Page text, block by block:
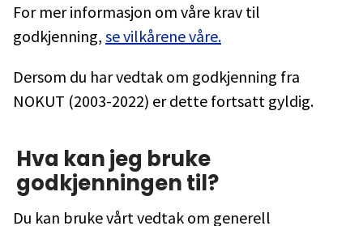
For mer informasjon om våre krav til
godkjenning, se vilkårene våre.
Dersom du har vedtak om godkjenning fra
NOKUT (2003-2022) er dette fortsatt gyldig.
Hva kan jeg bruke
godkjenningen til?
Du kan bruke vårt vedtak om generell